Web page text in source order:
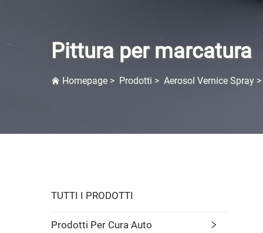
Pittura per marcatura
Homepage > Prodotti > Aerosol Vernice Spray
TUTTI I PRODOTTI
Prodotti Per Cura Auto